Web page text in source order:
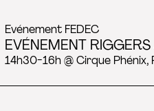
Evénement FEDEC
EVÉNEMENT
14h30-16h @ Cirque Phénix,